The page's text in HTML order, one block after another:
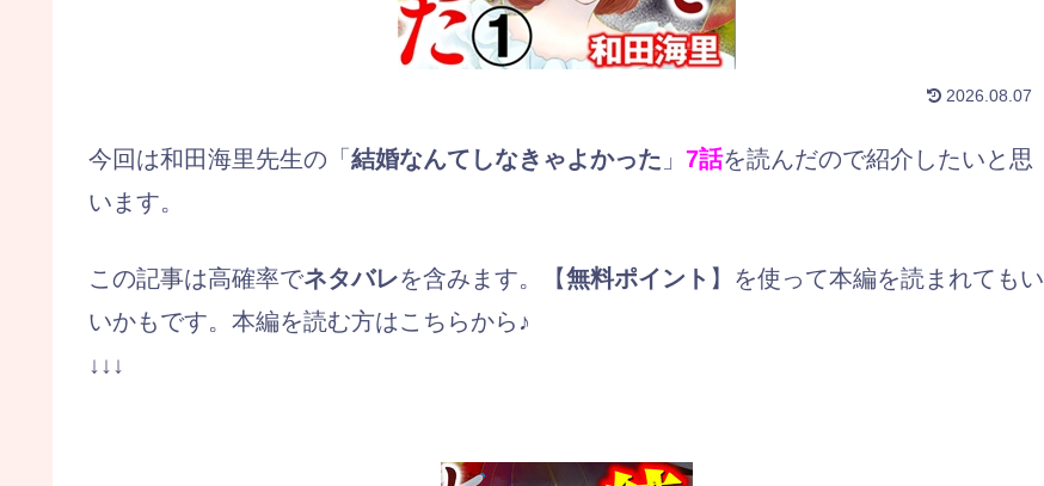
2026.08.07
今回は和田海里先生の「 結婚なんてしなきゃよかった 」 7話を読んだので紹介したいと思
います。
この記事は高確率でネタバレを含みます。【無料ポイント 】を使って本編を読まれてもい
いかもです。本編を読む方はこちらから♪
↓↓↓